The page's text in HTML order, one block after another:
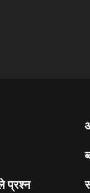
प्रश्न